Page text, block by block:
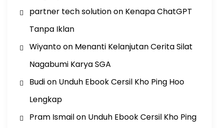
partner tech solutionon Kenapa ChatGPT
Tanpa Iklan
Wiyantoon Menanti Kelanjutan Cerita Silat
Nagabumi Karya SGA
Budion Unduh Ebook Cersil Kho Ping Hoo
Lengkap
Pram Ismailon Unduh Ebook Cersil Kho Ping